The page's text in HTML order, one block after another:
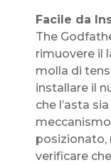
Facile da
The
rimuovere il
molla di
installare il
che l’asta
posizionato,
verificare